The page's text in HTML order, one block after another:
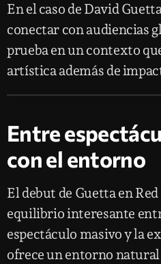
En el caso de David
conectar con audiencias
prueba en un contexto
artística además de
Entre
con el entorno
El debut de Guetta en
equilibrio interesante
espectáculo masivo y la
ofrece un entorno